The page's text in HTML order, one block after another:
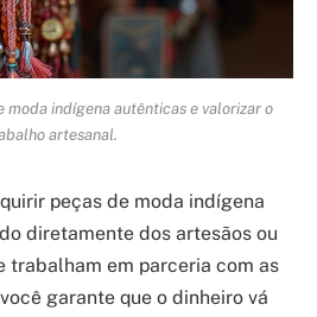
moda indígena autênticas e valorizar o
artesanal.
peças de moda indígena
diretamente dos artesãos ou
trabalham em parceria com as
garante que o dinheiro vá